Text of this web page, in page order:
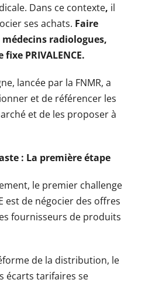
Dans ce contexte, il
ses achats. Faire
radiologues,
PRIVALENCE.
lancée par la FNMR, a
et de référencer les
et de les proposer à
: La première étape
le premier challenge
est de négocier des offres
fournisseurs de produits
de la distribution, le
écarts tarifaires se